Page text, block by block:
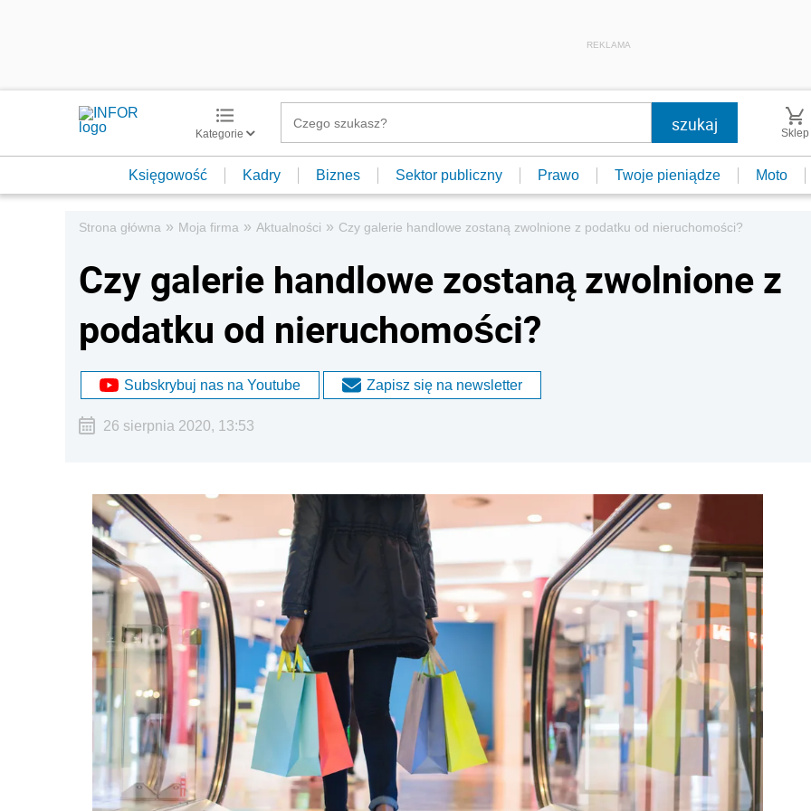
REKLAMA
Kategorie Sklep
Księgowość Kadry Biznes Sektor publiczny Prawo Twoje pieniądze Moto
Strona główna » Moja firma » Aktualności » Czy galerie handlowe zostaną zwolnione z podatku od nieruchomości?
Czy galerie handlowe zostaną zwolnione z
podatku od nieruchomości?
Subskrybuj nas na Youtube Zapisz się na newsletter
26 sierpnia 2020, 13:53